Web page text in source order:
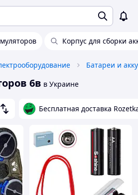
Корпус для сборки
Батареи и
6в в Украине
Бесплатная доставка